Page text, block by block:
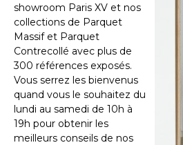
showroom Paris XV et nos
collections de Parquet
Massif et Parquet
Contrecollé avec plus de
300 références exposés.
Vous serrez les bienvenus
quand vous le souhaitez du
lundi au samedi de 10h à
19h pour obtenir les
meilleurs conseils de nos